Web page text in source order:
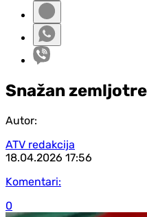
Snažan
Autor:
ATV redakcija
18.04.2026 17:56
Komentari:
0